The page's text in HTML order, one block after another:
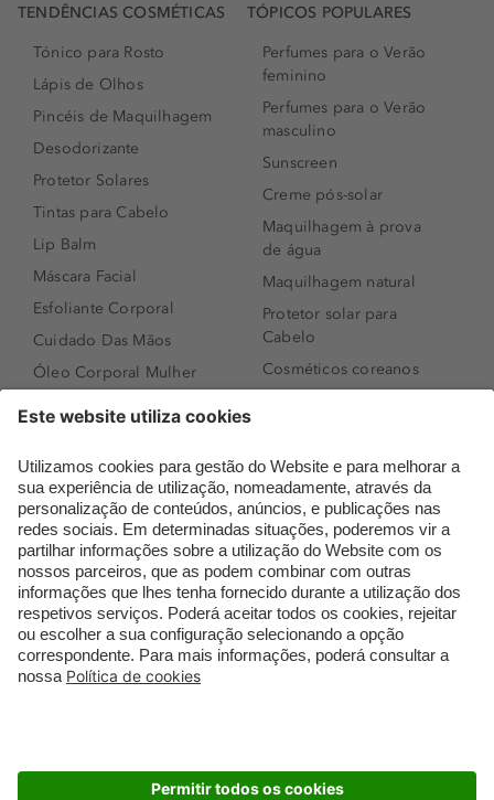
TENDÊNCIAS COSMÉTICAS
Tónico para Rosto
Lápis de Olhos
Pincéis de Maquilhagem
Desodorizante
Protetor Solares
Tintas para Cabelo
Lip Balm
Máscara Facial
Esfoliante Corporal
Cuidado Das Mãos
Óleo Corporal Mulher
Sérum de Rosto
Body mist & Spray
corporal
Produtos para Cabelo
Homem
Espuma de Limpeza
Facial
Dermocosmética
TÓPICOS POPULARES
Perfumes para o Verão
feminino
Perfumes para o Verão
masculino
Sunscreen
Creme pós-solar
Maquilhagem à prova
de água
Maquilhagem natural
Protetor solar para
Cabelo
Cosméticos coreanos
Perfumes árabes
Novidades
Melhores Perfumes
Femininos
TOP 10: Perfumes
Masculinos
Pestanas Postiças
Creme Rosto Homem
Embalagens Sustentáveis